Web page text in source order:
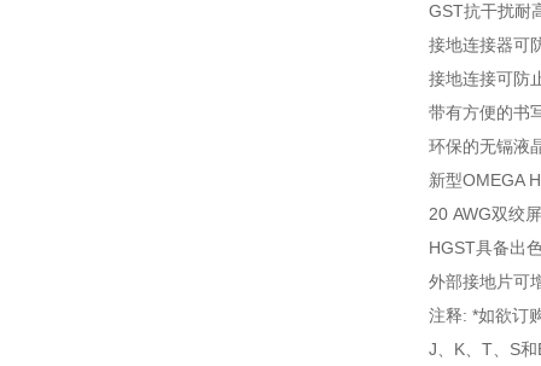
GST抗干扰耐
接地连接器可
接地连接可防
带有方便的书
环保的无镉液
新型OMEGA
20 AWG双绞
HGST具备出
外部接地片可
注释: *如欲订
J、K、T、S